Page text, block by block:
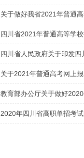
试大纲的通知
关于做好我省2021年普通
四川省2021年普通高等学
生及特殊类型招生考生的申
四川省人民政府关于印发
案的通知
关于2021年普通高考网上
教育部办公厅关于做好
的通知
2020年四川省高职单招考